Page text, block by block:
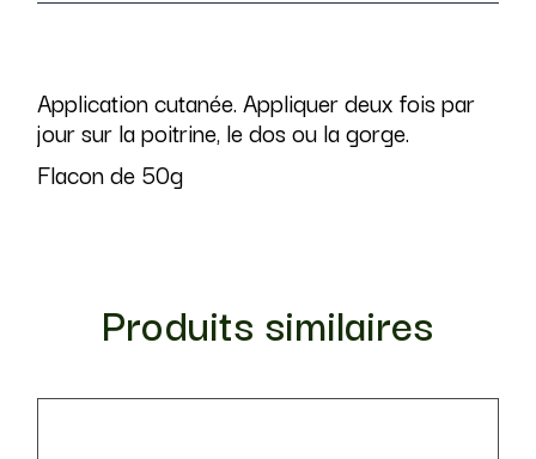
Application cutanée. Appliquer deux fois par
jour sur la poitrine, le dos ou la gorge.
Flacon de 50g
Produits similaires